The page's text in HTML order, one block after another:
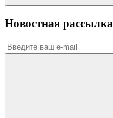
Новостная рассылка